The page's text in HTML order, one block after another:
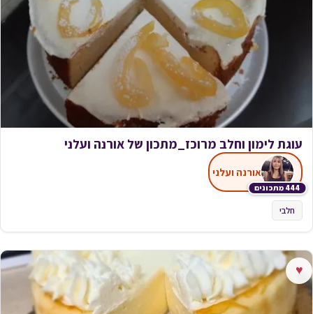
עוגת לימון וחלב מרוכז_מתכון של אורנה ועלני
444 מתכונים
אורנה ועלני
חלבי
♥